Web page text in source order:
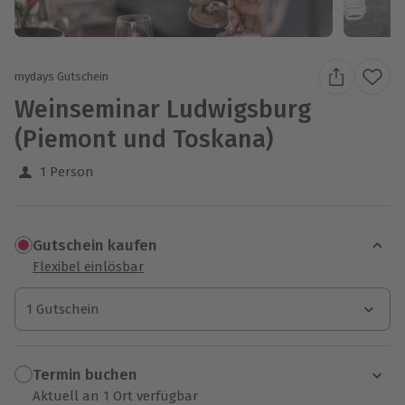
mydays Gutschein
Weinseminar Ludwigsburg
(Piemont und Toskana)
1 Person
Gutschein kaufen
Flexibel einlösbar
1 Gutschein
1 Gutschein
1 Gutschein
Termin buchen
Aktuell an 1 Ort verfügbar